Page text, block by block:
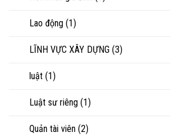
Lao động (1)
LĨNH VỰC XÂY DỰNG (3)
luật (1)
Luật sư riêng (1)
Quản tài viên (2)